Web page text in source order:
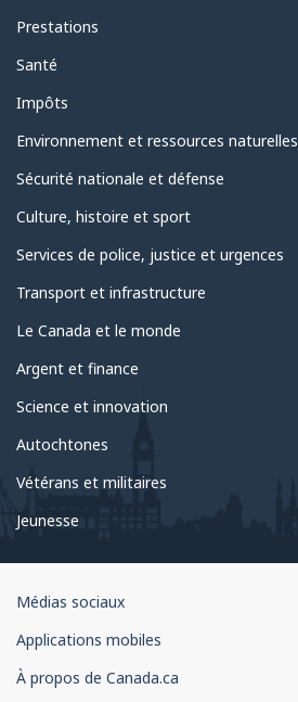
Prestations
Santé
Impôts
Environnement et ressources naturelles
Sécurité nationale et défense
Culture, histoire et sport
Services de police, justice et urgences
Transport et infrastructure
Le Canada et le monde
Argent et finance
Science et innovation
Autochtones
Vétérans et militaires
Jeunesse
Organisation
gouvernement
du
Canada
Médias sociaux
Applications mobiles
À propos de Canada.ca